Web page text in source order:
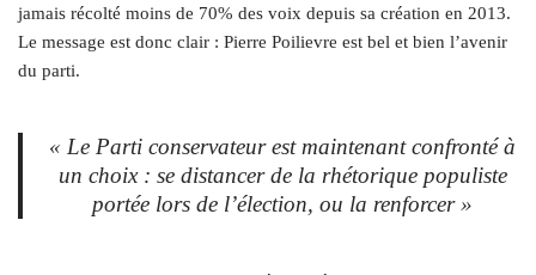
jamais récolté moins de 70% des voix depuis sa création en 2013.
Le message est donc clair : Pierre Poilievre est bel et bien l’avenir
du parti.
« Le Parti conservateur est maintenant confronté à
un choix : se distancer de la rhétorique populiste
portée lors de l’élection, ou la renforcer »